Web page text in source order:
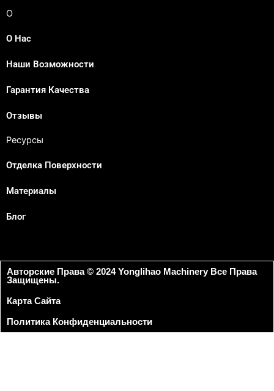
О
О Нас
Наши Возможности
Гарантия Качества
Отзывы
Ресурсы
Отделка Поверхности
Материалы
Блог
Авторские Права © 2024 Yonglihao Machinery Все Права
Защищены.
Карта Сайта
Политика Конфиденциальности